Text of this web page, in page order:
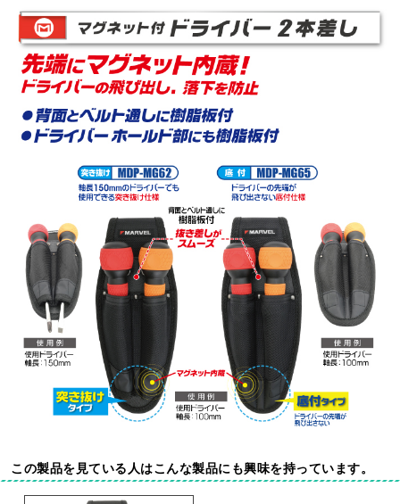
この製品を見ている人はこんな製品にも興味を持っています。